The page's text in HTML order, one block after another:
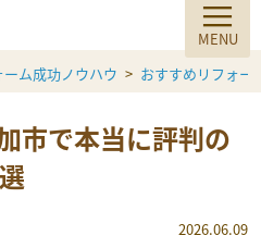
ーム成功ノウハウ おすすめリフォー
市で本当に評判の
2026.06.09